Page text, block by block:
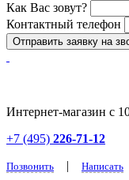
Как Вас зовут?
Контактный телефон
Интернет-магазин с
+7 (495) 226-71-12
Позвонить | Написать